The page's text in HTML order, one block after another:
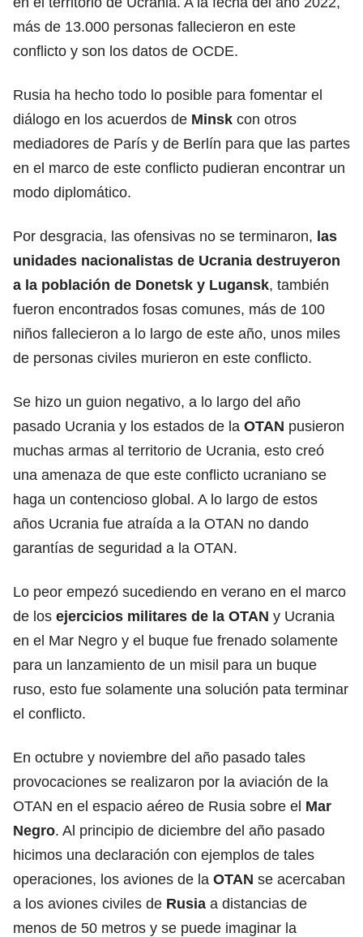
más de 13.000 personas fallecieron en este
conflicto y son los datos de OCDE.
Rusia ha hecho todo lo posible para fomentar el
diálogo en los acuerdos de Minsk con otros
mediadores de París y de Berlín para que las partes
en el marco de este conflicto pudieran encontrar un
modo diplomático.
Por desgracia, las ofensivas no se terminaron, las
unidades nacionalistas de Ucrania destruyeron
a la población de Donetsk y Lugansk, también
fueron encontrados fosas comunes, más de 100
niños fallecieron a lo largo de este año, unos miles
de personas civiles murieron en este conflicto.
Se hizo un guion negativo, a lo largo del año
pasado Ucrania y los estados de la OTAN pusieron
muchas armas al territorio de Ucrania, esto creó
una amenaza de que este conflicto ucraniano se
haga un contencioso global. A lo largo de estos
años Ucrania fue atraída a la OTAN no dando
garantías de seguridad a la OTAN.
Lo peor empezó sucediendo en verano en el marco
de los ejercicios militares de la OTAN y Ucrania
en el Mar Negro y el buque fue frenado solamente
para un lanzamiento de un misil para un buque
ruso, esto fue solamente una solución pata terminar
el conflicto.
En octubre y noviembre del año pasado tales
provocaciones se realizaron por la aviación de la
OTAN en el espacio aéreo de Rusia sobre el Mar
Negro. Al principio de diciembre del año pasado
hicimos una declaración con ejemplos de tales
operaciones, los aviones de la OTAN se acercaban
a los aviones civiles de Rusia a distancias de
menos de 50 metros y se puede imaginar la